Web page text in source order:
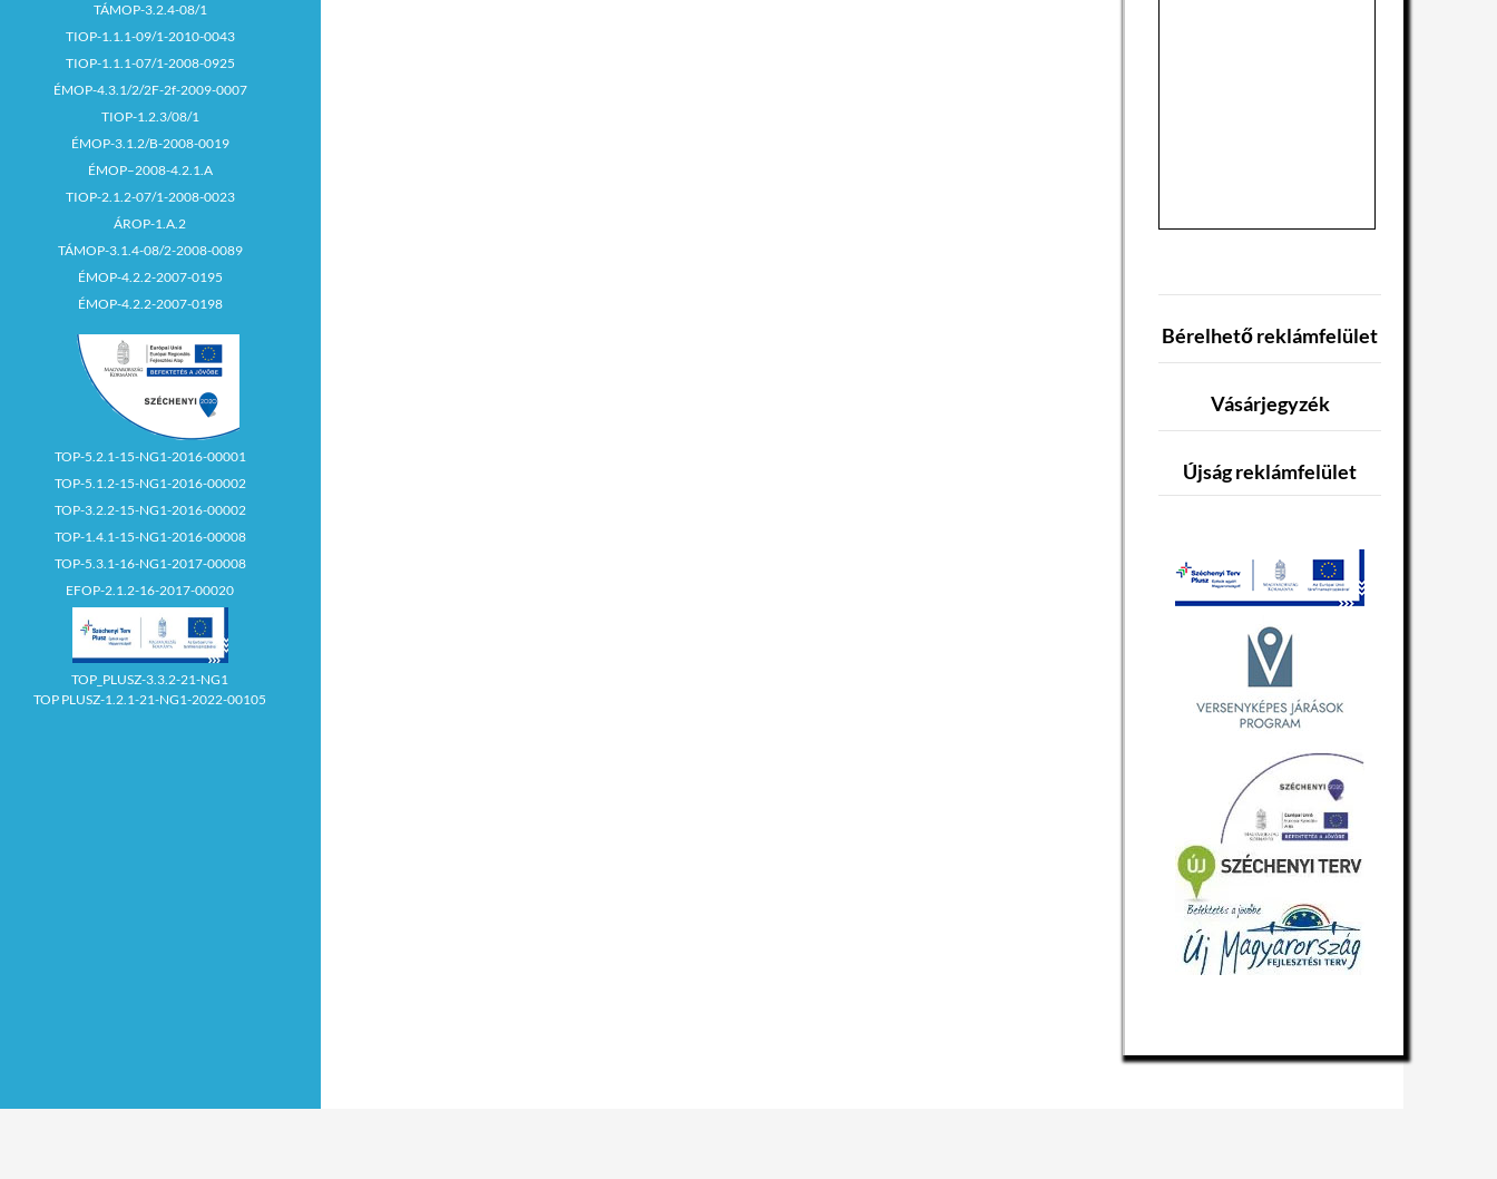
Bérelhető reklámfelület
Vásárjegyzék
Újság reklámfelület
TÁMOP-3.2.4-08/1
TIOP-1.1.1-09/1-2010-0043
TIOP-1.1.1-07/1-2008-0925
ÉMOP-4.3.1/2/2F-2f-2009-0007
TIOP-1.2.3/08/1
ÉMOP-3.1.2/B-2008-0019
ÉMOP–2008-4.2.1.A
TIOP-2.1.2-07/1-2008-0023
ÁROP-1.A.2
TÁMOP-3.1.4-08/2-2008-0089
ÉMOP-4.2.2-2007-0195
ÉMOP-4.2.2-2007-0198
TOP-5.2.1-15-NG1-2016-00001
TOP-5.1.2-15-NG1-2016-00002
TOP-3.2.2-15-NG1-2016-00002
TOP-1.4.1-15-NG1-2016-00008
TOP-5.3.1-16-NG1-2017-00008
EFOP-2.1.2-16-2017-00020
TOP_PLUSZ-3.3.2-21-NG1
TOP PLUSZ-1.2.1-21-NG1-2022-00105